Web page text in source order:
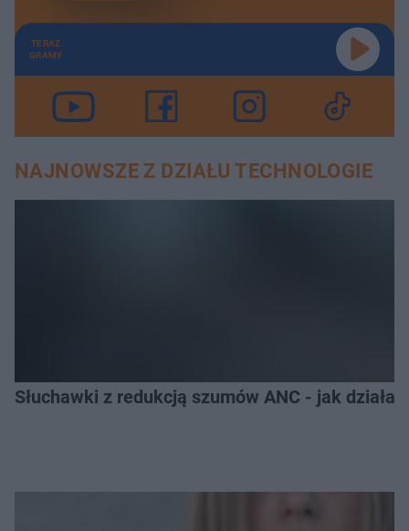
TERAZ
GRAMY
NAJNOWSZE Z DZIAŁU TECHNOLOGIE
Słuchawki z redukcją szumów ANC - jak